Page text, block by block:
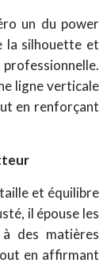
un du power
la silhouette et
ligne verticale
en renforçant
et équilibre
il épouse les
des matières
en affirmant